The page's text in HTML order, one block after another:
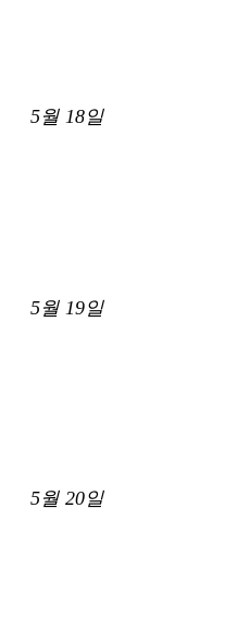
5월 18일
5월 19일
5월 20일